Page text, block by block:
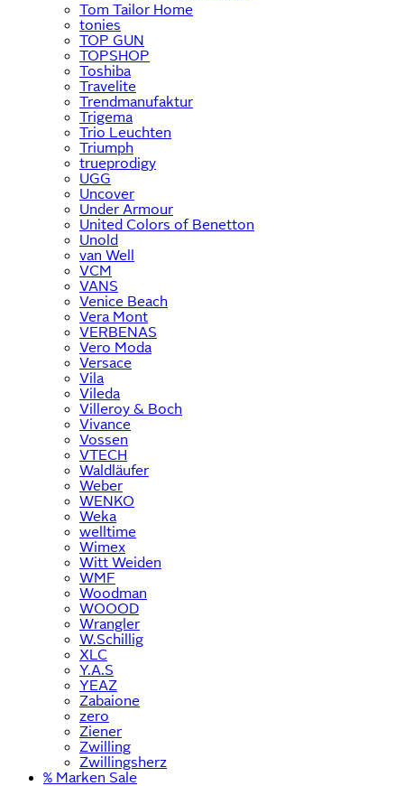
Tom Tailor Home
tonies
TOP GUN
TOPSHOP
Toshiba
Travelite
Trendmanufaktur
Trigema
Trio Leuchten
Triumph
trueprodigy
UGG
Uncover
Under Armour
United Colors of Benetton
Unold
van Well
VCM
VANS
Venice Beach
Vera Mont
VERBENAS
Vero Moda
Versace
Vila
Vileda
Villeroy & Boch
Vivance
Vossen
VTECH
Waldläufer
Weber
WENKO
Weka
welltime
Wimex
Witt Weiden
WMF
Woodman
WOOOD
Wrangler
W.Schillig
XLC
Y.A.S
YEAZ
Zabaione
zero
Ziener
Zwilling
Zwillingsherz
% Marken Sale